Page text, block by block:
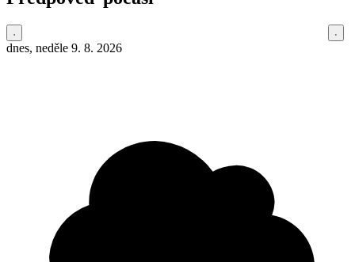
dnes, neděle 9. 8. 2026